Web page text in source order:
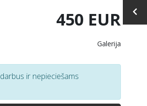
450 EUR
Galerija
ir nepieciešams